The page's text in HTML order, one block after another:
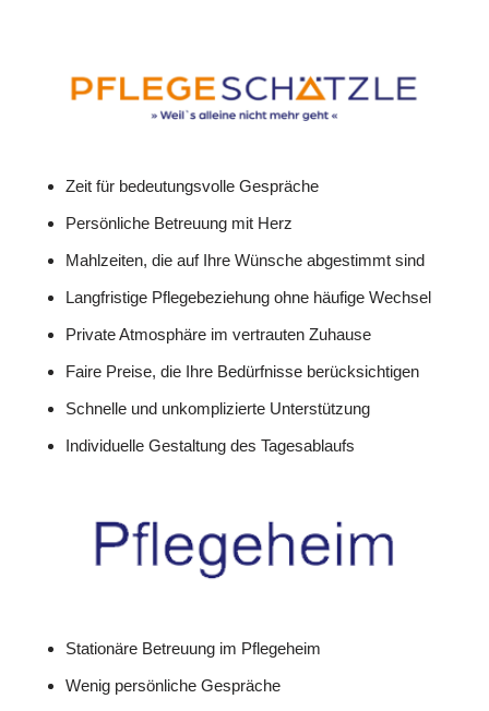
Zeit für bedeutungsvolle Gespräche
Persönliche Betreuung mit Herz
Mahlzeiten, die auf Ihre Wünsche abgestimmt sind
Langfristige Pflegebeziehung ohne häufige Wechsel
Private Atmosphäre im vertrauten Zuhause
Faire Preise, die Ihre Bedürfnisse berücksichtigen
Schnelle und unkomplizierte Unterstützung
Individuelle Gestaltung des Tagesablaufs
Stationäre Betreuung im Pflegeheim
Wenig persönliche Gespräche